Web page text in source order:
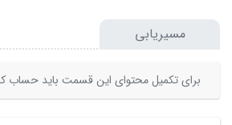
مسیریابی
برای تکمیل محتوای این قسمت باید حساب